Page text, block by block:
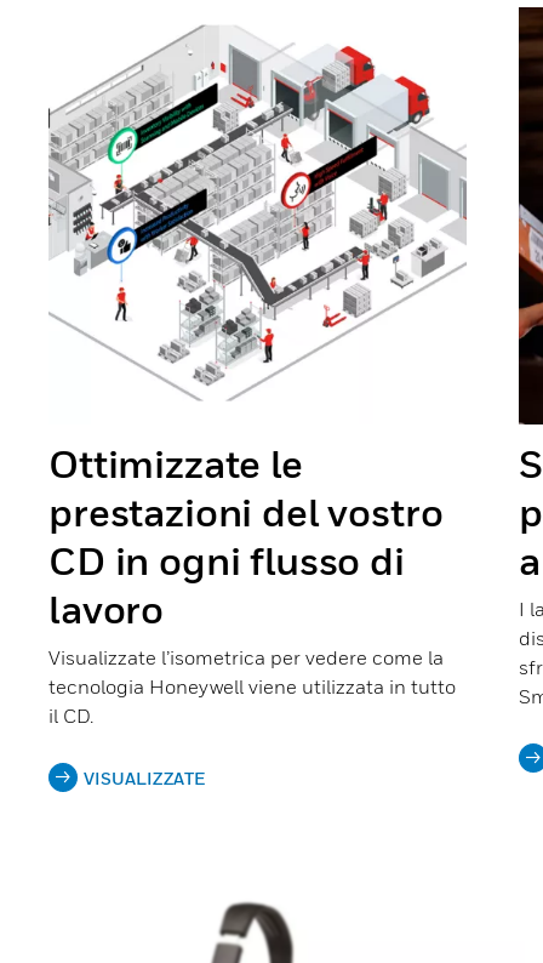
Ottimizzate le
prestazioni del vostro
CD in ogni flusso di
lavoro
Visualizzate l’isometrica per vedere come la
tecnologia Honeywell viene utilizzata in tutto
il CD.
VISUALIZZATE
I